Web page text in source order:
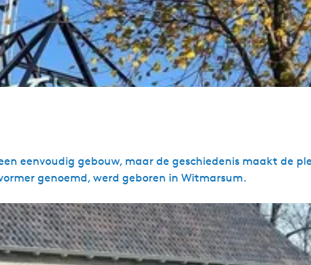
eenvoudig gebouw, maar de geschiedenis maakt de
genoemd, werd geboren in Witmarsum.